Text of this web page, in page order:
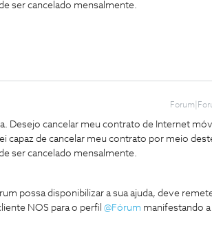
ser cancelado mensalmente.
Desejo cancelar meu contrato de Internet
capaz de cancelar meu contrato por meio
ser cancelado mensalmente.
possa disponibilizar a sua ajuda, deve
NOS para o perfil @Fórum manifestando